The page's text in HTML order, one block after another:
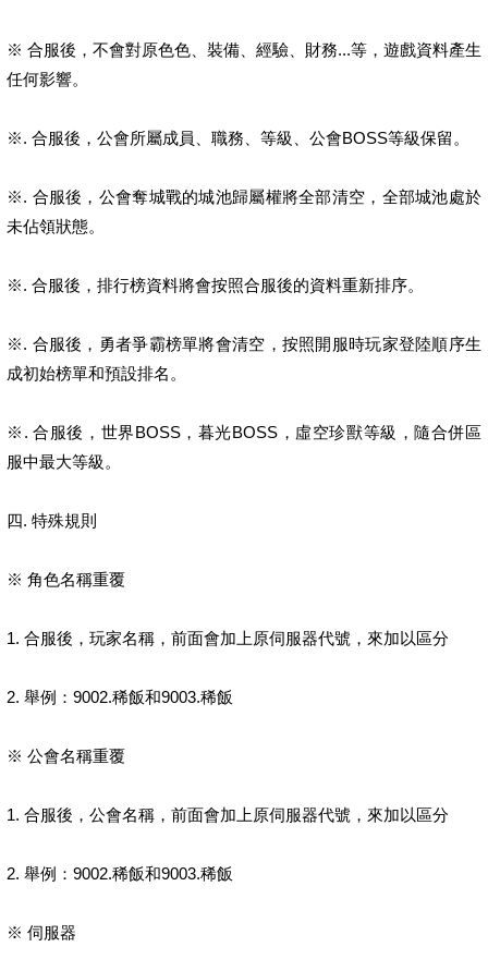
※ 合服後，不會對原色色、裝備、經驗、財務...等，遊戲資料產生
任何影響。
※. 合服後，公會所屬成員、職務、等級、公會BOSS等級保留。
※. 合服後，公會奪城戰的城池歸屬權將全部清空，全部城池處於
未佔領狀態。
※. 合服後，排行榜資料將會按照合服後的資料重新排序。
※. 合服後，勇者爭霸榜單將會清空，按照開服時玩家登陸順序生
成初始榜單和預設排名。
※. 合服後，世界BOSS，暮光BOSS，虛空珍獸等級，隨合併區
服中最大等級。
四. 特殊規則
※ 角色名稱重覆
1. 合服後，玩家名稱，前面會加上原伺服器代號，來加以區分
2. 舉例：9002.稀飯和9003.稀飯
※ 公會名稱重覆
1. 合服後，公會名稱，前面會加上原伺服器代號，來加以區分
2. 舉例：9002.稀飯和9003.稀飯
※ 伺服器